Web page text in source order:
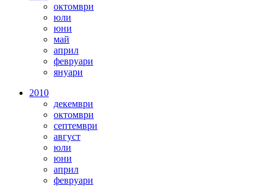
октомври
юли
юни
май
април
февруари
януари
2010
декември
октомври
септември
август
юли
юни
април
февруари